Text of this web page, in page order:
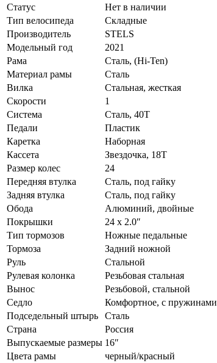
Статус
Нет в наличии
Тип велосипеда
Складные
Производитель
STELS
Модельный год
2021
Рама
Сталь, (Hi-Ten)
Материал рамы
Сталь
Вилка
Стальная, жесткая
Скорости
1
Система
Сталь, 40T
Педали
Пластик
Каретка
Наборная
Кассета
Звездочка, 18Т
Размер колес
24
Передняя втулка
Сталь, под гайку
Задняя втулка
Сталь, под гайку
Обода
Алюминий, двойные
Покрышки
24 x 2.0ʺ
Тип тормозов
Ножные педальные
Тормоза
Задний ножной
Руль
Стальной
Рулевая колонка
Резьбовая стальная
Вынос
Резьбовой, стальной
Седло
Комфортное, с пружинами
Подседельный штырь
Сталь
Страна
Россия
Выпускаемые размеры 16ʺ
Цвета рамы
черный/красный